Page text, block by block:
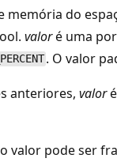
memória do
valoré uma
. O valor
anteriores, valor
valor pode ser